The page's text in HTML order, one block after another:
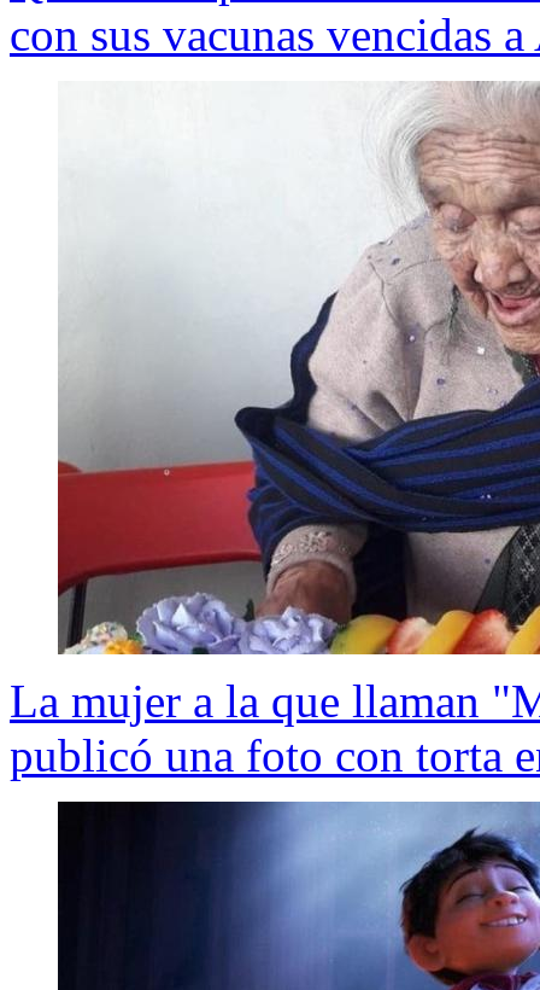
con sus vacunas vencidas
La mujer a la que llaman
publicó una foto con torta